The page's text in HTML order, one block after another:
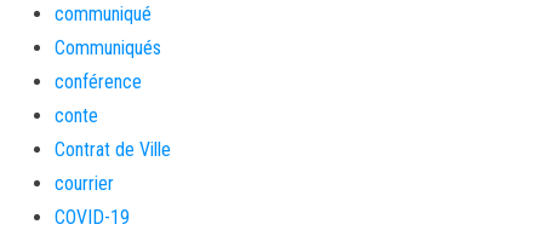
communiqué
Communiqués
conférence
conte
Contrat de Ville
courrier
COVID-19